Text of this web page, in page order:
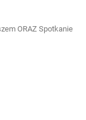
ORAZ Spotkanie